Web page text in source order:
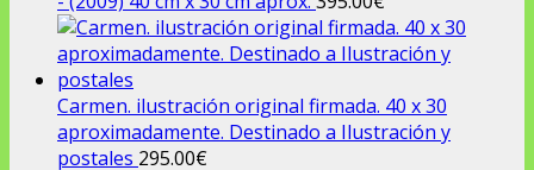
Carmen. ilustración original firmada. 40 x 30
aproximadamente. Destinado a Ilustración y
postales 295.00€